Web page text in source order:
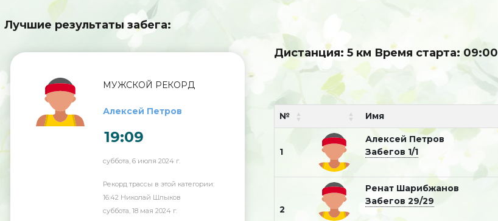
Лучшие результаты забега:
МУЖСКОЙ РЕКОРД
Алексей Петров
19:09
суббота, 6 июля 2024 г.
Рекорд трассы в этой категории:
16:42 Николай Шлыков
суббота, 18 мая 2024 г.
Дистанция: 5 км Время старта: 09:00
№ Имя
1
Алексей Петров
Забегов 1/1
2
Ренат Шарибжанов
Забегов 29/29